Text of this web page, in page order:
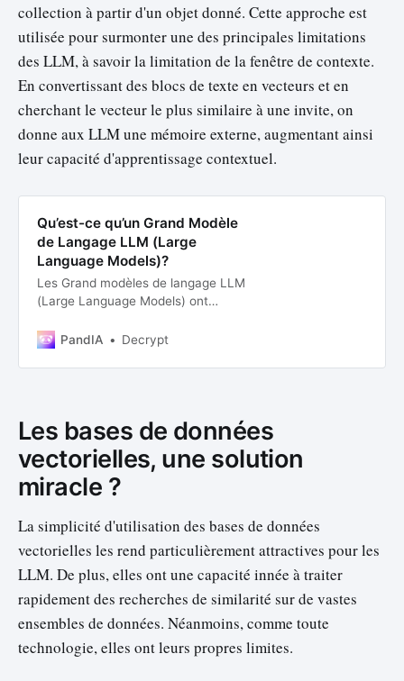
collection à partir d'un objet donné. Cette approche est
utilisée pour surmonter une des principales limitations
des LLM, à savoir la limitation de la fenêtre de contexte.
En convertissant des blocs de texte en vecteurs et en
cherchant le vecteur le plus similaire à une invite, on
donne aux LLM une mémoire externe, augmentant ainsi
leur capacité d'apprentissage contextuel.
Qu’est-ce qu’un Grand Modèle
de Langage LLM (Large
Language Models)?
Les Grand modèles de langage LLM
(Large Language Models) ont
domaine de l’intelligence artificielle
applications clés de ces modèles.
Com…
PandIA Decrypt
Les bases de données
vectorielles, une solution
miracle ?
La simplicité d'utilisation des bases de données
vectorielles les rend particulièrement attractives pour les
LLM. De plus, elles ont une capacité innée à traiter
rapidement des recherches de similarité sur de vastes
ensembles de données. Néanmoins, comme toute
technologie, elles ont leurs propres limites.